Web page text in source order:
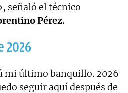
señaló el técnico
Pérez.
2026
mi último banquillo. 2026
seguir aquí después de